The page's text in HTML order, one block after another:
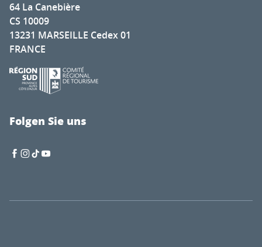
64 La Canebière
CS 10009
13231 MARSEILLE Cedex 01
FRANCE
Folgen Sie uns